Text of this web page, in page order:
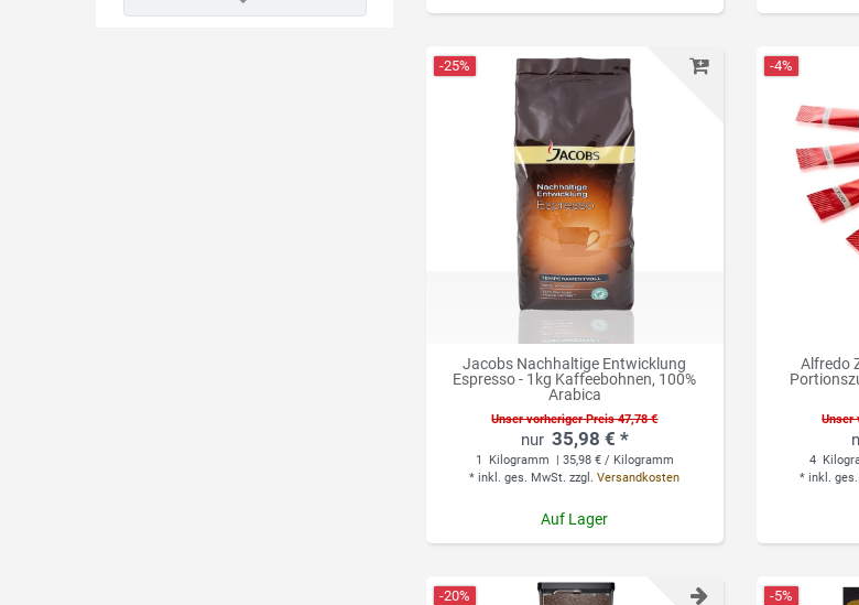
-25%
Jacobs Nachhaltige Entwicklung
Espresso - 1kg Kaffeebohnen, 100%
Arabica
Unser vorheriger Preis 47,78 €
35,98 € *
1 Kilogramm
| 35,98 € / Kilogramm
*inkl. ges. MwSt. zzgl.Versandkosten
Auf Lager
-4%
Alfredo
Unser
4
*inkl.
-20% -5%